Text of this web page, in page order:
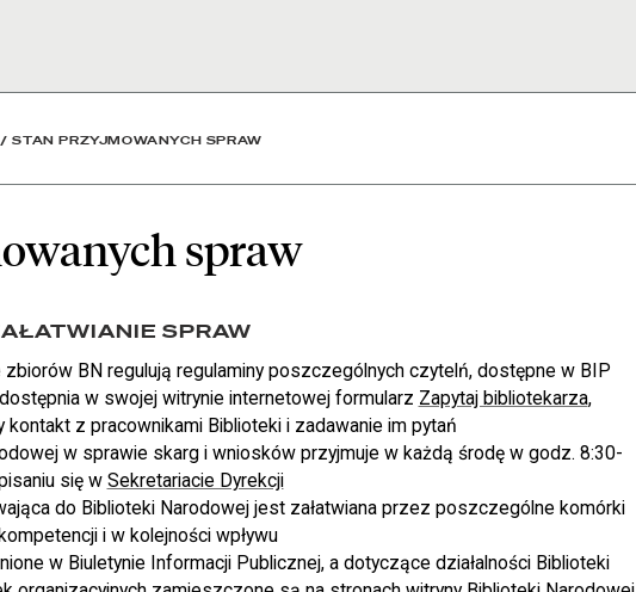
Narodowa
/STAN PRZYJMOWANYCH SPRAW
spraw
SPRAW
BN regulują regulaminy poszczególnych czytelń, dostępne w BIP
w swojej witrynie internetowej formularz Zapytaj bibliotekarza,
kontakt z pracownikami Biblioteki i zadawanie im pytań
w sprawie skarg i wniosków przyjmuje w każdą środę w godz. 8:30-
się w Sekretariacie Dyrekcji
do Biblioteki Narodowej jest załatwiana przez poszczególne komórki
i w kolejności wpływu
w Biuletynie Informacji Publicznej, a dotyczące działalności Biblioteki